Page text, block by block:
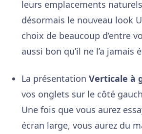
leurs emplacements
désormais le nouveau look
choix de beaucoup d’entre
aussi bon qu’il ne l’a jamais
La présentation Verticale à
vos onglets sur le côté
Une fois que vous aurez
écran large, vous aurez du